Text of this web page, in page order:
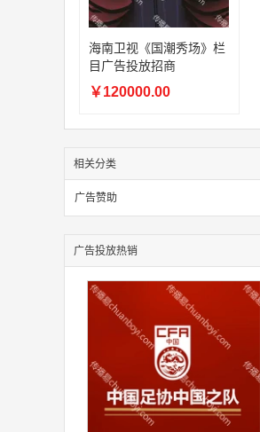
海南卫视《国潮秀场》栏
目广告投放招商
￥120000.00
相关分类
广告赞助
广告投放热销